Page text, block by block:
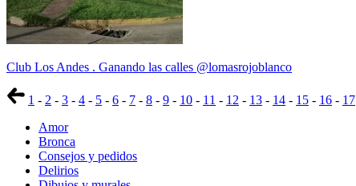
Club Los Andes . Ganando las calles @lomasrojoblanco
1 - 2 - 3 - 4 - 5 - 6 - 7 - 8 - 9 - 10 - 11 - 12 - 13 - 14 - 15 - 16 - 17
Amor
Bronca
Consejos y pedidos
Delirios